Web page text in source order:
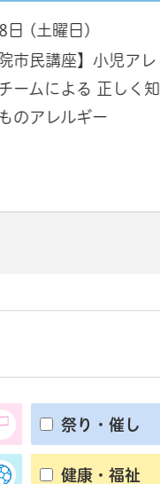
日 (土曜日)
市民講座】小児アレ
ームによる 正しく知
のアレルギー
祭り・催し
健康・福祉